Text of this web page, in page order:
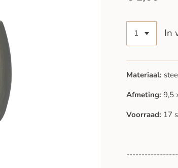
In
Materiaal:
Afmeting: 9,5
Voorraad: 17